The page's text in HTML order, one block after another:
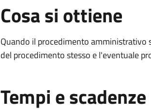
Cosa si ottiene
Quando il procedimento
del procedimento stesso e l'eventuale
Tempi e scadenze